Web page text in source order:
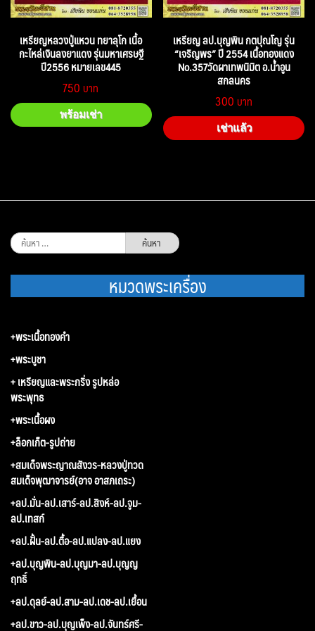
เหรียญหลวงปู่แหวน ทยาลุโก เนื้อ
กะไหล่เงินลงยาแดง รุ่นมหาเศรษฐี
ปี2556 หมายเลข445
750
พร้อมเช่า
เหรียญ ลป.บุญพิน กตปุณโญ รุ่น
“เจริญพร” ปี 2554 เนื้อทองแดง
No.357วัดผาเทพนิมิต อ.น้ำอูน
สกลนคร
300
เช่าแล้ว
ค้นหา
สำหรับ:
หมวดพระเครื่อง
+พระเนื้อทองคำ
+พระบูชา
+ เหรียญและพระกริ่ง รูปหล่อ
พระพุทธ
+พระเนื้อผง
+ล็อกเก็ต-รูปถ่าย
+สมเด็จพระญาณสังวร-หลวงปู่ทวด
สมเด็จพุฒาจารย์(อาจ อาสภเถระ)
+ลป.มั่น-ลป.เสาร์-ลป.สิงห์-ลป.จูม-
ลป.เทสก์
+ลป.ฝั้น-ลป.ตื้อ-ลป.แปลง-ลป.แยง
+ลป.บุญพิน-ลป.บุญมา-ลป.บุญญ
ฤทธิ์
+ลป.ดุลย์-ลป.สาม-ลป.เดช-ลป.เยื้อน
+ลป.ขาว-ลป.บุญเพ็ง-ลป.จันทร์ศรี-